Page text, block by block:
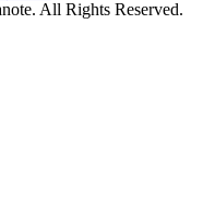
All Rights Reserved.